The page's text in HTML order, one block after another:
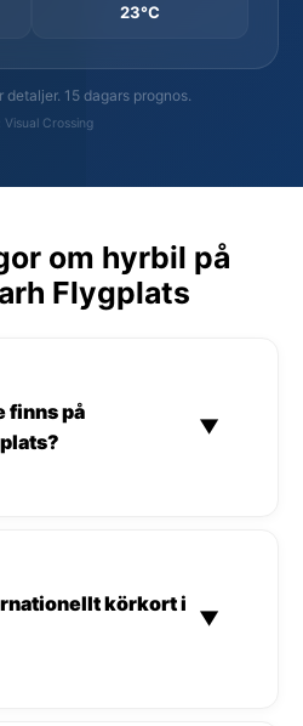
23°C
15 dagars prognos.
Visual Crossing
om hyrbil på
Flygplats
finns på
▼
körkort i
▼